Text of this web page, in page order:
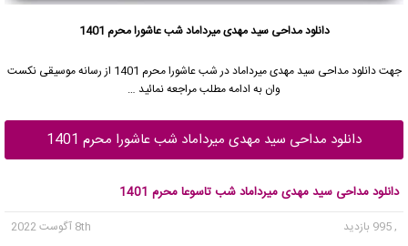
دانلود مداحی سید مهدی میرداماد شب عاشورا محرم 1401
جهت دانلود مداحی سید مهدی میرداماد
در شب عاشورا محرم 1401 از رسانه موسیقی نکست
وان به ادامه مطلب مراجعه نمائید …
دانلود مداحی سید مهدی میرداماد شب عاشورا محرم 1401
دانلود مداحی سید مهدی میرداماد شب تاسوعا محرم 1401
, 995 بازدید
8th آگوست 2022